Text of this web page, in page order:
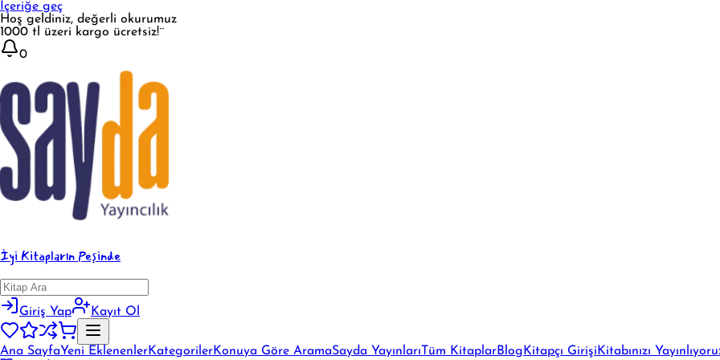
İçeriğe geç
Hoş geldiniz, değerli okurumuz
1000 tl üzeri kargo ücretsiz!¨
0
İyi Kitapların Peşinde
Giriş Yap Kayıt Ol
Ana SayfaYeni EklenenlerKategorilerKonuya Göre AramaSayda Yayınları Tüm KitaplarBlog Kitapçı Girişi Kitabınızı